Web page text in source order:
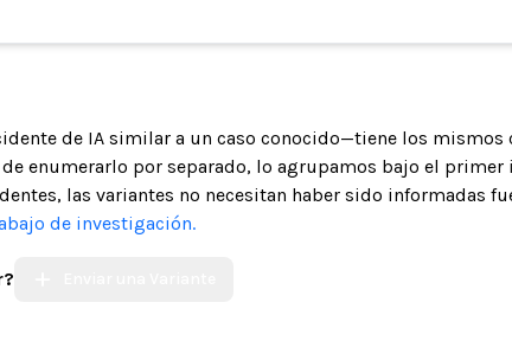
de IA similar a un caso conocido—tiene los mismos
enumerarlo por separado, lo agrupamos bajo el
las variantes no necesitan haber sido informadas
de investigación.